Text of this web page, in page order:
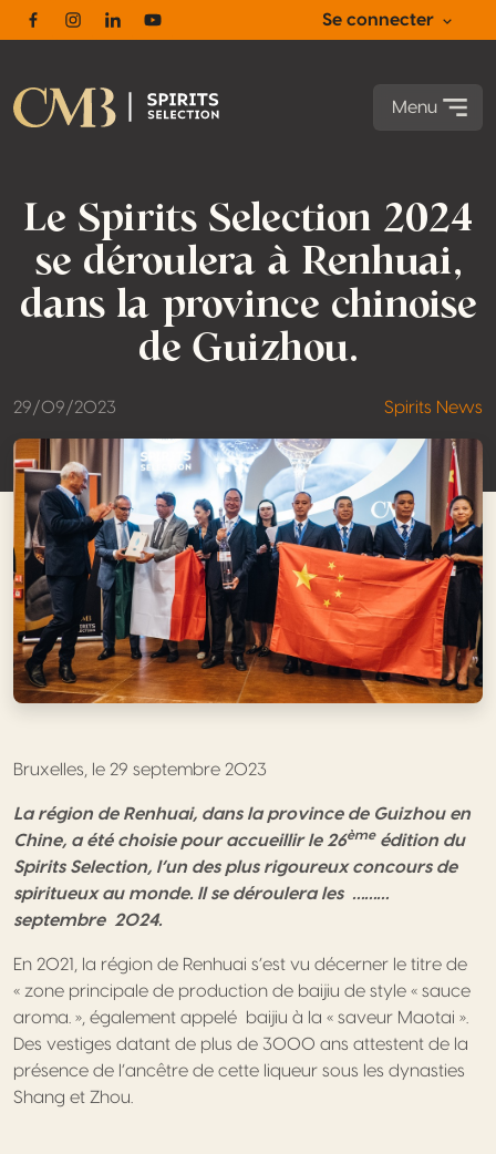
FacebookInstagram
LinkedinYoutube
Se connecter
Menu
Le Spirits Selection 2024
se déroulera à Renhuai,
dans la province chinoise
de Guizhou.
29/09/2023 Spirits News
Bruxelles, le 29 septembre 2023
La région de Renhuai, dans la province de Guizhou en
Chine, a été choisie pour accueillir le 26èmeédition du
Spirits Selection, l’un des plus rigoureux concours de
spiritueux au monde. Il se déroulera les ………
septembre 2024.
En 2021, la région de Renhuai s’est vu décerner le titre de
« zone principale de production de baijiu de style « sauce
aroma. », également appelé baijiu à la « saveur Maotai ».
Des vestiges datant de plus de 3000 ans attestent de la
présence de l’ancêtre de cette liqueur sous les dynasties
Shang et Zhou.